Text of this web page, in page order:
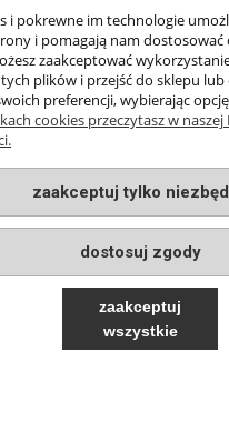
w siedzibie firmy
INFORMACJE
PŁATNOŚCI I
O NAS
i pokrewne im technologie
i pomagają nam
zaakceptować
plików i przejść do sklepu
preferencji, wybierając
cookies przeczytasz w naszej
zaakceptuj tylko
dostosuj zgody
zaakceptuj
wszystkie